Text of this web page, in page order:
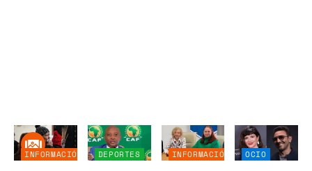
INFORMACIÓN
DEPORTES
INFORMACIÓN
OCIO